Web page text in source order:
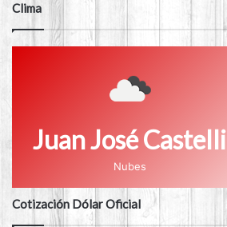
Clima
Juan José Castelli
Nubes
Cotización Dólar Oficial